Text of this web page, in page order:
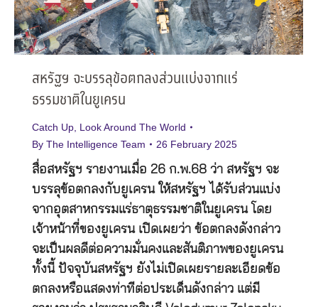
สหรัฐฯ จะบรรลุข้อตกลงส่วนแบ่งจากแร่
ธรรมชาติในยูเครน
Catch Up Look Around The World
By The Intelligence Team 26 February 2025
สื่อสหรัฐฯ รายงานเมื่อ 26 ก.พ.68 ว่า สหรัฐฯ จะ
บรรลุข้อตกลงกับยูเครน ให้สหรัฐฯ ได้รับส่วนแบ่ง
จากอุตสาหกรรมแร่ธาตุธรรมชาติในยูเครน โดย
เจ้าหน้าที่ของยูเครน เปิดเผยว่า ข้อตกลงดังกล่าว
จะเป็นผลดีต่อความมั่นคงและสันติภาพของยูเครน
ทั้งนี้ ปัจจุบันสหรัฐฯ ยังไม่เปิดเผยรายละเอียดข้อ
ตกลงหรือแสดงท่าทีต่อประเด็นดังกล่าว แต่มี